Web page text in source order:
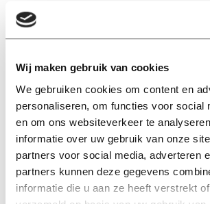
Wij maken gebruik van cookies
We gebruiken cookies om content en
personaliseren, om functies voor social
en om ons websiteverkeer te
informatie over uw gebruik van onze
partners voor social media, adverteren
partners kunnen deze gegevens
informatie die u aan ze heeft verstrekt
Dit gaat Law
25 juni 2019
Nieuws
“Kabinet trekt
voor onderwijs”
29 april 2019
Nieuws